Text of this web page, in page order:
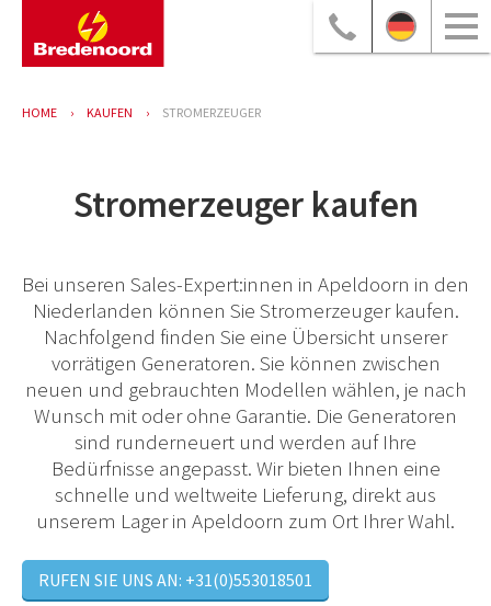
HOME KAUFEN STROMERZEUGER
Stromerzeuger kaufen
Bei unseren Sales-Expert:innen in Apeldoorn in den
Niederlanden können Sie Stromerzeuger kaufen.
Nachfolgend finden Sie eine Übersicht unserer
vorrätigen Generatoren. Sie können zwischen
neuen und gebrauchten Modellen wählen, je nach
Wunsch mit oder ohne Garantie. Die Generatoren
sind runderneuert und werden auf Ihre
Bedürfnisse angepasst. Wir bieten Ihnen eine
schnelle und weltweite Lieferung, direkt aus
unserem Lager in Apeldoorn zum Ort Ihrer Wahl.
RUFEN SIE UNS AN: +31(0)553018501